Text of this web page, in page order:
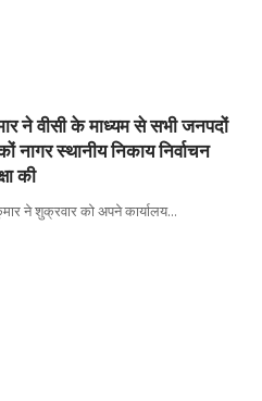
ने वीसी के माध्यम से सभी जनपदों
नागर स्थानीय निकाय निर्वाचन
की
ने शुक्रवार को अपने कार्यालय…